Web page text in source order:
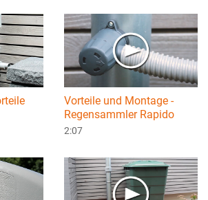
Vorteile und Montage -
Regensammler Rapido
2:07